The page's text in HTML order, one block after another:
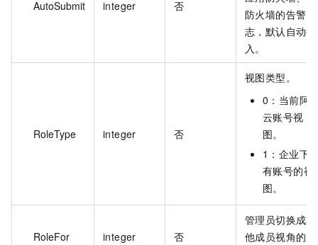
AutoSubmit integer 否
防火墙的告警日
志，默认自动接
入。
RoleType integer 否
视图类型。
0：当前阿
云账号视
图。
1：企业下
有账号的视
图。
RoleFor integer 否
管理员切换成其
他成员视角的用